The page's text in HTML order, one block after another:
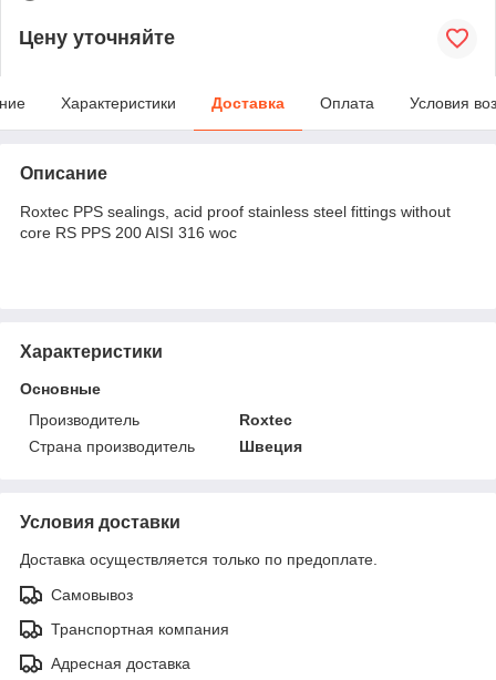
Цену уточняйте
Характеристики Доставка Оплата Условия
Описание
Roxtec PPS sealings, acid proof stainless steel fittings without
core RS PPS 200 AISI 316 woc
Характеристики
Основные
Производитель
Roxtec
Страна производитель
Швеция
Условия доставки
Доставка осуществляется только по предоплате.
Самовывоз
Транспортная компания
Адресная доставка